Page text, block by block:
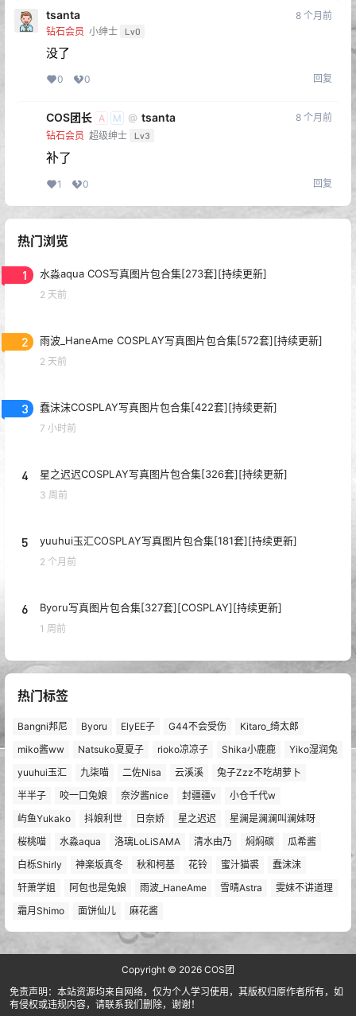
tsanta
钻石会员 小绅士 Lv0
8 个月前
没了
0 0 回复
COS团长 A M @ tsanta
钻石会员 超级绅士 Lv3
8 个月前
补了
1 0 回复
热门浏览
1 水淼aqua COS写真图片包合集[273套][持续更新]
2 天前
2 雨波_HaneAme COSPLAY写真图片包合集[572套][持续更新]
2 天前
3 蠢沫沫COSPLAY写真图片包合集[422套][持续更新]
7 小时前
4 星之迟迟COSPLAY写真图片包合集[326套][持续更新]
3 周前
5 yuuhui玉汇COSPLAY写真图片包合集[181套][持续更新]
2 个月前
6 Byoru写真图片包合集[327套][COSPLAY][持续更新]
1 周前
热门标签
Bangni邦尼 Byoru ElyEE子 G44不会受伤
Kitaro_绮太郎
miko酱ww
Natsuko夏夏子 rioko凉凉子 Shika小鹿鹿
Yiko湿润兔
yuuhui玉汇
九柒喵 二佐Nisa 云溪溪
兔子Zzz不吃胡萝卜
半半子
咬一口兔娘 奈汐酱nice 封疆疆v
小仓千代w
屿鱼Yukako
抖娘利世 日奈娇 星之迟迟
星澜是澜澜叫澜妹呀
桜桃喵
水淼aqua 洛璃LoLiSAMA 清水由乃 焖焖碳
瓜希酱
白栎Shirly
神楽坂真冬 秋和柯基 花铃 蜜汁猫裘
蠢沫沫
轩萧学姐
阿包也是兔娘 雨波_HaneAme 雪晴Astra
雯妹不讲道理
霜月Shimo
面饼仙儿 麻花酱
Copyright © 2026 COS团
免责声明：本站资源均来自网络，仅为个人学习使用，其版权归原作者所有，如
有侵权或违规内容，请联系我们删除，谢谢！